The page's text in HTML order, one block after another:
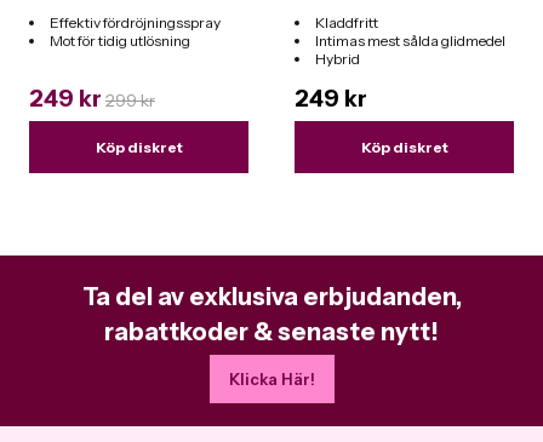
Effektiv fördröjningsspray
Mot för tidig utlösning
249 kr 299 kr
Köp diskret
Kladdfritt
Intimas mest sålda glidmedel
Hybrid
249 kr
Köp diskret
Ta del av exklusiva erbjudanden,
rabattkoder & senaste nytt!
Klicka Här!